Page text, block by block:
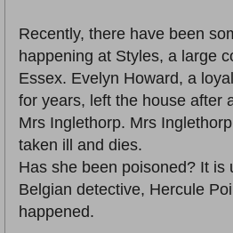
Recently, there have been
happening at Styles, a large
Essex. Evelyn Howard, a
for years, left the house after
Mrs Inglethorp. Mrs
taken ill and dies.
Has she been poisoned? It is
Belgian detective, Hercule
happened.